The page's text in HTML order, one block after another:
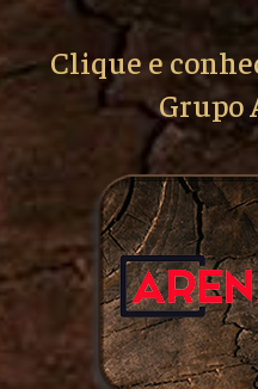
Clique e
Grupo